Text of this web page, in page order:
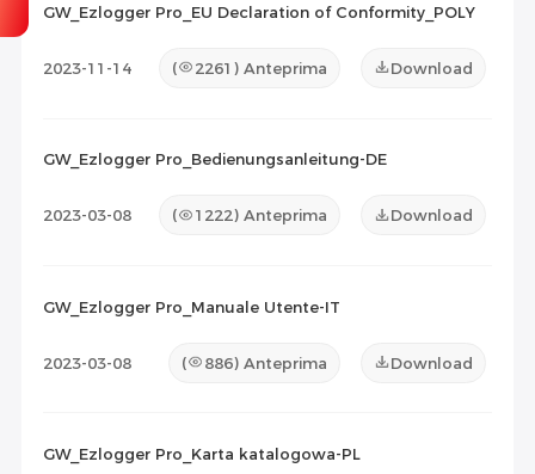
GW_Ezlogger Pro_EU Declaration of Conformity_POLY
2023-11-14 ( 2261 ) Anteprima Download
GW_Ezlogger Pro_Bedienungsanleitung-DE
2023-03-08 ( 1222) Anteprima Download
GW_Ezlogger Pro_Manuale Utente-IT
2023-03-08 ( 886) Anteprima Download
GW_Ezlogger Pro_Karta katalogowa-PL